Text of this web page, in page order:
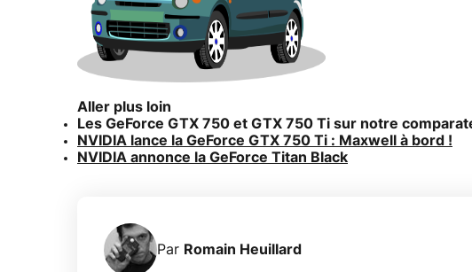
Aller plus loin
Les GeForce GTX 750 et GTX 750 Ti sur notre
NVIDIA lance la GeForce GTX 750 Ti : Maxwell à bord !
NVIDIA annonce la GeForce Titan Black
Par Romain Heuillard